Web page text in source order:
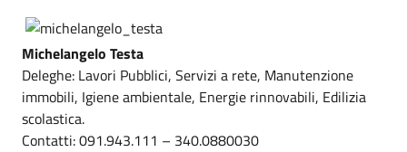
Michelangelo Testa
Deleghe: Lavori Pubblici, Servizi a rete, Manutenzione
immobili, Igiene ambientale, Energie rinnovabili, Edilizia
scolastica.
Contatti: 091.943.111 – 340.0880030